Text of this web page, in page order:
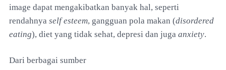
image dapat mengakibatkan banyak hal, seperti
rendahnya self esteem, gangguan pola makan (disordered
eating), diet yang tidak sehat, depresi dan juga anxiety.
Dari berbagai sumber